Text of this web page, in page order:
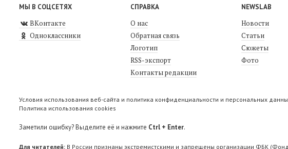
МЫ В СОЦСЕТЯХ
ВКонтакте
Одноклассники
СПРАВКА
О нас
Обратная связь
Логотип
RSS-экспорт
Контакты редакции
NEWSLAB
Новости
Статьи
Сюжеты
Фото
Условия использования веб-сайта и политика конфиденциальности и персональных
Политика использования cookies
Заметили ошибку? Выделите её и нажмите Ctrl + Enter.
Для читателей: В России признаны экстремистскими и запрещены организации ФБК